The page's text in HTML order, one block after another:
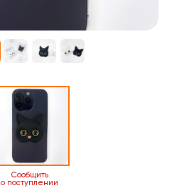
Сообщить
о поступлении